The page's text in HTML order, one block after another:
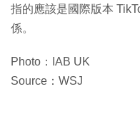
指的應該是國際版本
係。
Photo：IAB UK
Source：WSJ